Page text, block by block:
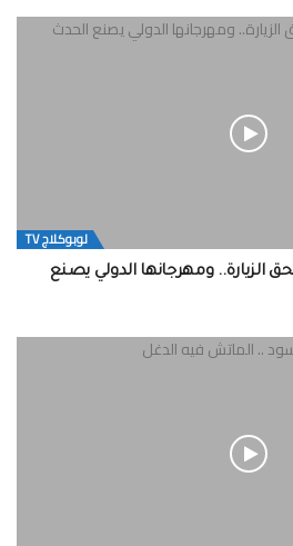
لوبوكلاج TV
الزيارة.. ومهرجانها الدولي يصنع